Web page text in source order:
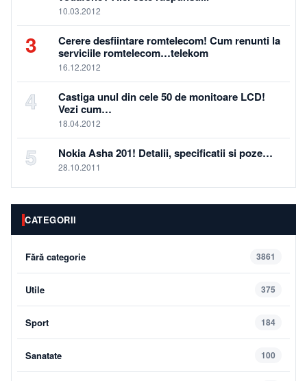
10.03.2012
3
Cerere desfiintare romtelecom! Cum renunti la
serviciile romtelecom…telekom
16.12.2012
4
Castiga unul din cele 50 de monitoare LCD!
Vezi cum…
18.04.2012
5 Nokia Asha 201! Detalii, specificatii si poze…
28.10.2011
CATEGORII
Fără categorie 3861
Utile 375
Sport 184
Sanatate 100